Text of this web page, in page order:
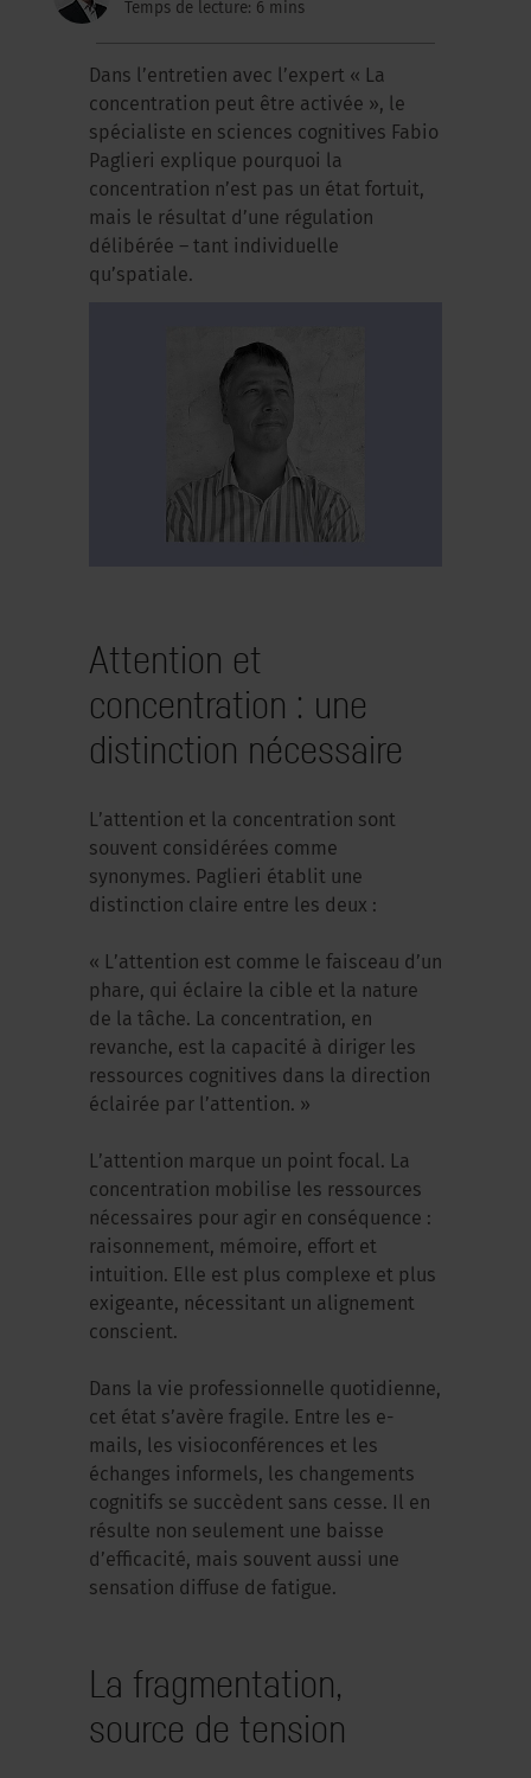
Temps de lecture: 6 mins
Dans l’entretien avec l’expert « La
concentration peut être activée », le
spécialiste en sciences cognitives Fabio
Paglieri explique pourquoi la
concentration n’est pas un état fortuit,
mais le résultat d’une régulation
délibérée – tant individuelle
qu’spatiale.
Attention et
concentration : une
distinction nécessaire
L’attention et la concentration sont
souvent considérées comme
synonymes. Paglieri établit une
distinction claire entre les deux :
« L’attention est comme le faisceau d’un
phare, qui éclaire la cible et la nature
de la tâche. La concentration, en
revanche, est la capacité à diriger les
ressources cognitives dans la direction
éclairée par l’attention. »
L’attention marque un point focal. La
concentration mobilise les ressources
nécessaires pour agir en conséquence :
raisonnement, mémoire, effort et
intuition. Elle est plus complexe et plus
exigeante, nécessitant un alignement
conscient.
Dans la vie professionnelle quotidienne,
cet état s’avère fragile. Entre les e-
mails, les visioconférences et les
échanges informels, les changements
cognitifs se succèdent sans cesse. Il en
résulte non seulement une baisse
d’efficacité, mais souvent aussi une
sensation diffuse de fatigue.
La fragmentation,
source de tension